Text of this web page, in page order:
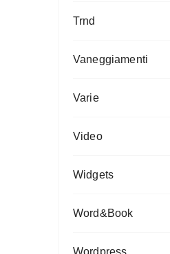
Trnd
Vaneggiamenti
Varie
Video
Widgets
Word&Book
Wordpress